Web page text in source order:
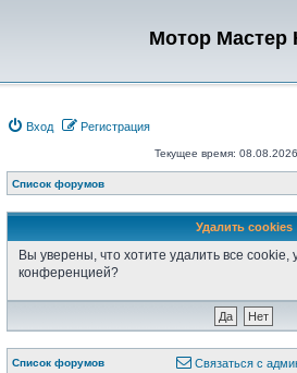
Мотор Мастер
Вход Регистрация
Текущее время:
Список форумов
Удалить cookies
Вы уверены, что хотите удалить все
конференцией?
Список форумов Связаться с